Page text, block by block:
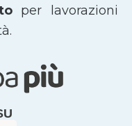
per lavorazioni